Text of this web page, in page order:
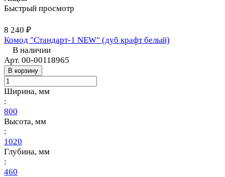
Быстрый просмотр
8 240 ₽
Комод "Стандарт-1 NEW" (дуб крафт белый)
В наличии
Арт. 00-00118965
В корзину
Ширина, мм
:
800
Высота, мм
:
1020
Глубина, мм
:
460